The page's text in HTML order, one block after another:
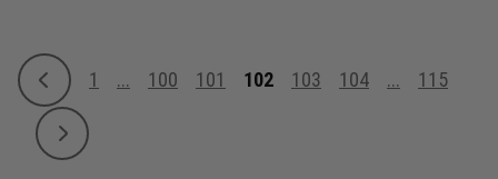
Seite
ZurückSeite
1 ...
Seite
100
Seite
101
Sie lesen gerade Seite
102
Seite
103
Seite
104 ...
Seite
115
Weiter